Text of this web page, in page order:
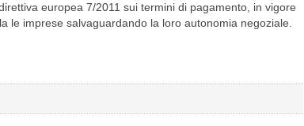
europea 7/2011 sui termini di pagamento, in vigore
le imprese salvaguardando la loro autonomia negoziale.